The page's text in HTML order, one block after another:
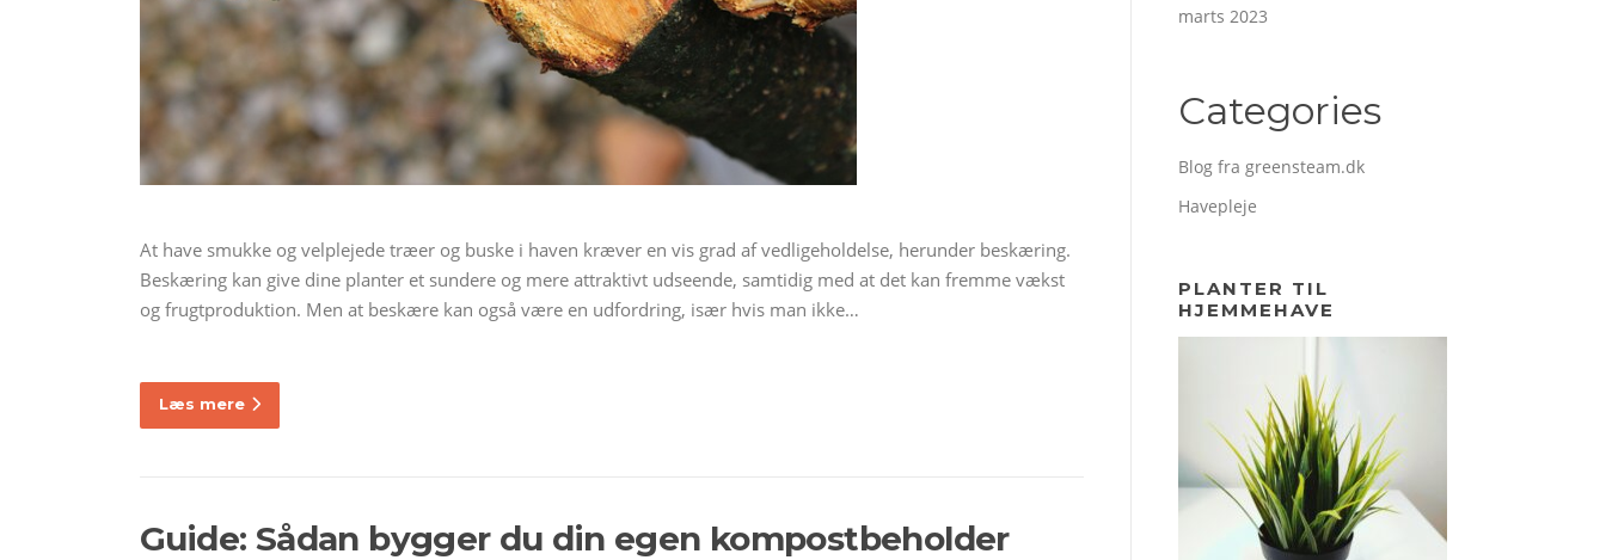
At have smukke og velplejede træer og buske i haven kræver en vis grad af vedligeholdelse, herunder beskæring.
Beskæring kan give dine planter et sundere og mere attraktivt udseende, samtidig med at det kan fremme vækst
og frugtproduktion. Men at beskære kan også være en udfordring, især hvis man ikke…
Læs mere
Guide: Sådan bygger du din egen kompostbeholder
marts 2023
Categories
Blog fra greensteam.dk
Havepleje
PLANTER TIL
HJEMMEHAVE